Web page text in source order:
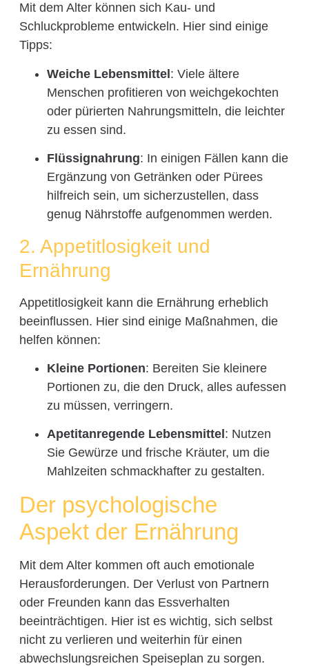
Mit dem Alter können sich Kau- und
Schluckprobleme entwickeln. Hier sind einige
Tipps:
Weiche Lebensmittel: Viele ältere
Menschen profitieren von weichgekochten
oder pürierten Nahrungsmitteln, die leichter
zu essen sind.
Flüssignahrung: In einigen Fällen kann die
Ergänzung von Getränken oder Pürees
hilfreich sein, um sicherzustellen, dass
genug Nährstoffe aufgenommen werden.
2. Appetitlosigkeit und
Ernährung
Appetitlosigkeit kann die Ernährung erheblich
beeinflussen. Hier sind einige Maßnahmen, die
helfen können:
Kleine Portionen: Bereiten Sie kleinere
Portionen zu, die den Druck, alles aufessen
zu müssen, verringern.
Apetitanregende Lebensmittel : Nutzen
Sie Gewürze und frische Kräuter, um die
Mahlzeiten schmackhafter zu gestalten.
Der psychologische
Aspekt der Ernährung
Mit dem Alter kommen oft auch emotionale
Herausforderungen. Der Verlust von Partnern
oder Freunden kann das Essverhalten
beeinträchtigen. Hier ist es wichtig, sich selbst
nicht zu verlieren und weiterhin für einen
abwechslungsreichen Speiseplan zu sorgen.